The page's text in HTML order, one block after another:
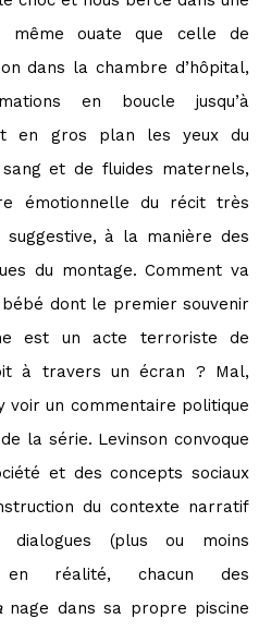
même ouate que celle de
dans la chambre d’hôpital,
en boucle jusqu’à
en gros plan les yeux du
et de fluides maternels,
émotionnelle du récit très
à la manière des
du montage. Comment va
dont le premier souvenir
est un acte terroriste de
à travers un écran ? Mal,
voir un commentaire politique
la série. Levinson convoque
et des concepts sociaux
du contexte narratif
(plus ou moins
en réalité, chacun des
nage dans sa propre piscine